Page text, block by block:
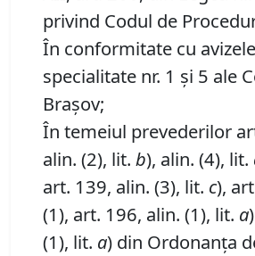
privind Codul de
În conformitate cu
specialitate nr. 1 și 5 ale
Brașov;
În temeiul prevederilor
alin. (2), lit. b), alin. (4), lit.
art. 139, alin. (3), lit. c),
(1), art. 196, alin. (1), lit. a
(1), lit. a) din Ordonanța